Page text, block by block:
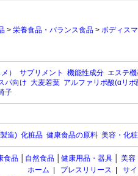
> 栄養食品・バランス食品 > ボディス
） サプリメント 機能性成分 エステ
パ向け 大麦若葉 アルファリポ酸(αリポ
子
造) 化粧品 健康食品の原料 美容・化
食品 自然食品 健康用品・器具 美容
ホーム
プレスリリース
サ